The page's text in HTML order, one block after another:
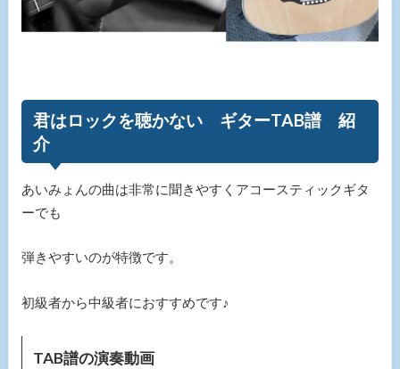
君はロックを聴かない ギターTAB譜 紹
介
あいみょんの曲は非常に聞きやすくアコースティックギタ
ーでも
弾きやすいのが特徴です。
初級者から中級者におすすめです♪
TAB譜の演奏動画